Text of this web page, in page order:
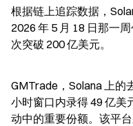
根据链上追踪数据，
2026 年 5 月 18 日那一
次突破 200 亿美元。
GMTrade，Solana 上的
小时窗口内录得 49 亿美
动中的重要份额。该平